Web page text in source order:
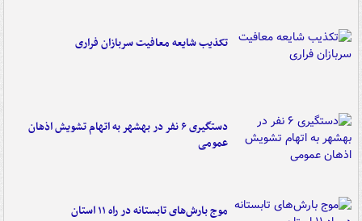
تکذیب شایعه معافیت سربازان فراری
دستگیری ۶ نفر در بهشهر به اتهام تشویش اذهان
عمومی
موج بارش‌های تابستانه در راه ۱۱ استان